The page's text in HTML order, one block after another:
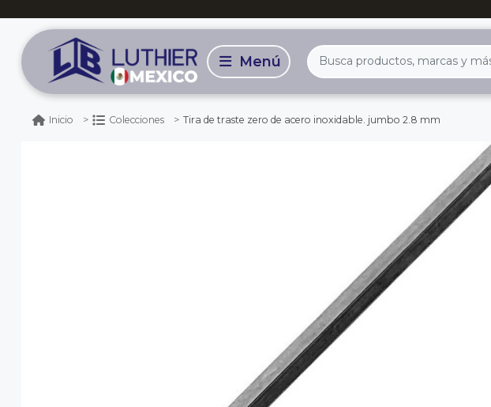
Inicio Colecciones Tira de traste zero de acero inoxidable. jumbo 2.8 mm